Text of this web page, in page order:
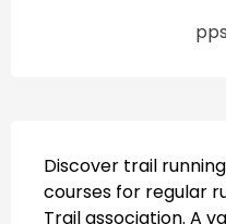
Discover trail
courses for regular
Trail association. A